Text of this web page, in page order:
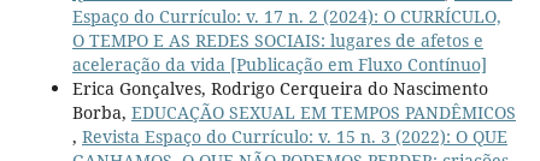
Espaço do Currículo: v. 17 n. 2 (2024): O CURRÍCULO,
O TEMPO E AS REDES SOCIAIS: lugares de afetos e
aceleração da vida [Publicação em Fluxo Contínuo]
Erica Gonçalves, Rodrigo Cerqueira do Nascimento
Borba, EDUCAÇÃO SEXUAL EM TEMPOS PANDÊMICOS
, Revista Espaço do Currículo: v. 15 n. 3 (2022): O QUE